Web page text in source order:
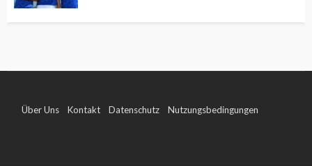
Über Uns Kontakt Datenschutz Nutzungsbedingungen